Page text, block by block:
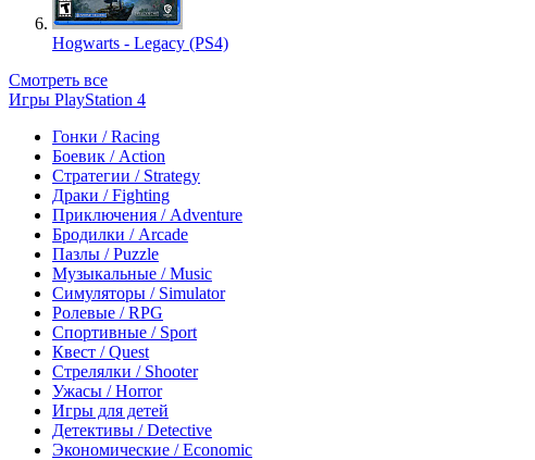
Hogwarts - Legacy (PS4)
Смотреть все
Игры PlayStation 4
Гонки / Racing
Боевик / Action
Стратегии / Strategy
Драки / Fighting
Приключения / Adventure
Бродилки / Arcade
Пазлы / Puzzle
Музыкальные / Music
Симуляторы / Simulator
Ролевые / RPG
Спортивные / Sport
Квест / Quest
Стрелялки / Shooter
Ужасы / Horror
Игры для детей
Детективы / Detective
Экономические / Economic